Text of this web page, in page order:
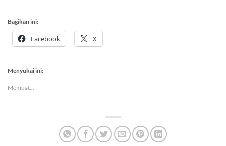
Bagikan ini:
Facebook X
Menyukai ini:
Memuat...